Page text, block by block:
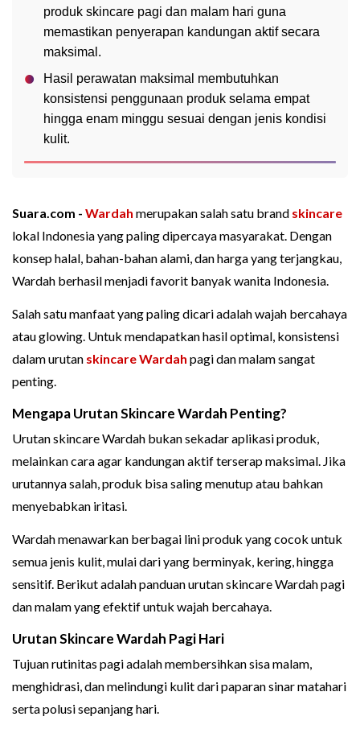
produk skincare pagi dan malam hari guna
memastikan penyerapan kandungan aktif secara
maksimal.
Hasil perawatan maksimal membutuhkan
konsistensi penggunaan produk selama empat
hingga enam minggu sesuai dengan jenis kondisi
kulit.
Suara.com - Wardah merupakan salah satu brand skincare
lokal Indonesia yang paling dipercaya masyarakat. Dengan
konsep halal, bahan-bahan alami, dan harga yang terjangkau,
Wardah berhasil menjadi favorit banyak wanita Indonesia.
Salah satu manfaat yang paling dicari adalah wajah bercahaya
atau glowing. Untuk mendapatkan hasil optimal, konsistensi
dalam urutan skincare Wardah pagi dan malam sangat
penting.
Mengapa Urutan Skincare Wardah Penting?
Urutan skincare Wardah bukan sekadar aplikasi produk,
melainkan cara agar kandungan aktif terserap maksimal. Jika
urutannya salah, produk bisa saling menutup atau bahkan
menyebabkan iritasi.
Wardah menawarkan berbagai lini produk yang cocok untuk
semua jenis kulit, mulai dari yang berminyak, kering, hingga
sensitif. Berikut adalah panduan urutan skincare Wardah pagi
dan malam yang efektif untuk wajah bercahaya.
Urutan Skincare Wardah Pagi Hari
Tujuan rutinitas pagi adalah membersihkan sisa malam,
menghidrasi, dan melindungi kulit dari paparan sinar matahari
serta polusi sepanjang hari.